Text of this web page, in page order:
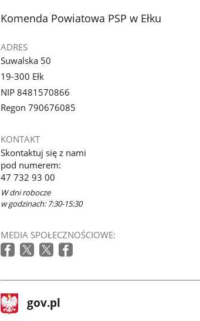
galerii.
galerii.
stopka
Komenda Powiatowa PSP w Ełku
ADRES
Suwalska 50
19-300 Ełk
NIP 8481570866
Regon 790676085
KONTAKT
Skontaktuj się z nami
pod numerem:
47 732 93 00
W dni robocze
w godzinach: 7:30-15:30
MEDIA SPOŁECZNOŚCIOWE:
stopka
gov.pl Strona
gov.pl